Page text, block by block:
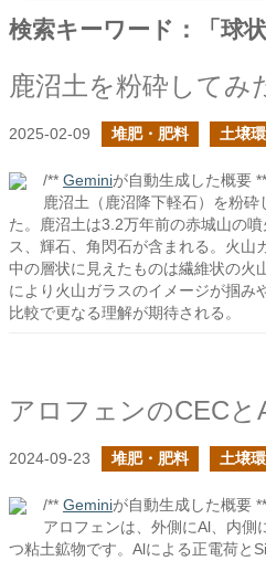
検索キーワード：「球状
鹿沼土を粉砕してみ
2025-02-09 堆肥・肥料 土壌
/** Geminiが自動生成した概要
鹿沼土（鹿沼降下軽石）を粉
た。鹿沼土は3.2万年前の赤城山の
ス、輝石、角閃石が含まれる。火山
中の層状に見えたものは繊維状の火
により火山ガラスのイメージが掴み
比較で更なる理解が期待される。
アロフェンのCECと
2024-09-23 堆肥・肥料 土壌
/** Geminiが自動生成した概要
アロフェンは、外側にAl、内側
つ粘土鉱物です。Alによる正電荷と